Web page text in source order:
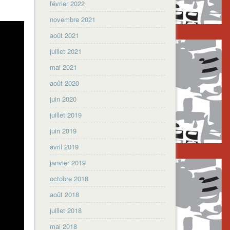
février 2022
novembre 2021
août 2021
juillet 2021
mai 2021
août 2020
juin 2020
juillet 2019
juin 2019
avril 2019
janvier 2019
octobre 2018
août 2018
juillet 2018
mai 2018